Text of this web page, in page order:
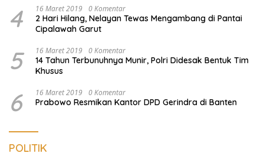
4 16 Maret 2019 0 Komentar
2 Hari Hilang, Nelayan Tewas Mengambang di Pantai
Cipalawah Garut
5 16 Maret 2019 0 Komentar
14 Tahun Terbunuhnya Munir, Polri Didesak Bentuk Tim
Khusus
6 16 Maret 2019 0 Komentar
Prabowo Resmikan Kantor DPD Gerindra di Banten
POLITIK